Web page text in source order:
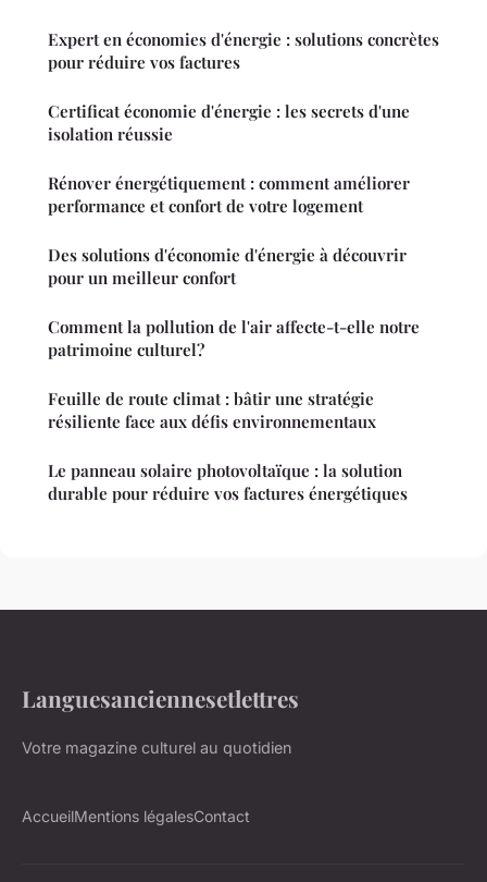
Expert en économies d'énergie : solutions concrètes
pour réduire vos factures
Certificat économie d'énergie : les secrets d'une
isolation réussie
Rénover énergétiquement : comment améliorer
performance et confort de votre logement
Des solutions d'économie d'énergie à découvrir
pour un meilleur confort
Comment la pollution de l'air affecte-t-elle notre
patrimoine culturel?
Feuille de route climat : bâtir une stratégie
résiliente face aux défis environnementaux
Le panneau solaire photovoltaïque : la solution
durable pour réduire vos factures énergétiques
Languesanciennesetlettres
Votre magazine culturel au quotidien
AccueilMentions légalesContact